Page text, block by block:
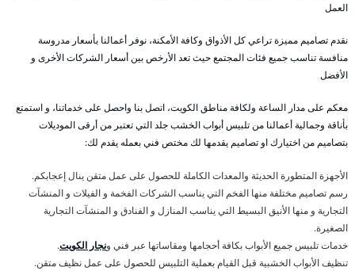
العمل
نقدم تصاميم مميزة تراعي كل الأذواق وكافة الأمكنة، نوفر أعمالنا بأسعار مدروسة
منافسة تناسب جميع فئات المجتمع حيث تعد الأرخص بين أسعار الشركات الأخرى و
الأفضل
معكم على مدار الساعة ولكافة مناطق الكويت، اتصل بنا واحصل على خدماتنا، و استمتع
بأناقة وجمالية أعمالنا من تلبيس أبواب الخشب جلد التي تعتبر من أرقى الموديلات
بتصاميم من اختيارك او تصاميم يقدمها لك مختص فني بعمله يقدم لك:
الأجهزة المتطورة الحديثة والمعدات الكاملة للحصول على عمل متقن ينال إعجابكم.
رسم تصاميم مختلفة منها الفخم التي يناسب الشركات الفخمة و الفيلات و المنشآت
التجارية و منها الأنيق البسيط التي يناسب المنازل و الفنادق و المنشآت التجارية
الصغيرة.
خدمات تلبيس جميع الأبواب بكافة أحجامها ومقاساتها عبر فني ونجار الكويت.
تنظيف الأبواب الخشبية قبل القيام بعملية التلبيس للحصول على عمل نظيف متقن.